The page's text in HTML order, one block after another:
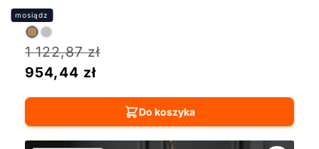
1 122,87zł
954,44 zł
Do koszyka